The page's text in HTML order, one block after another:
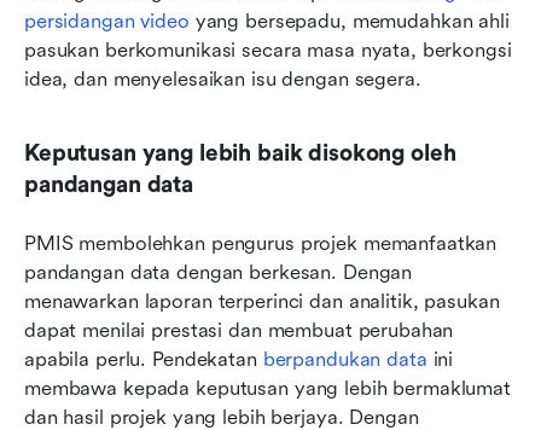
persidangan video yang bersepadu, memudahkan ahli
pasukan berkomunikasi secara masa nyata, berkongsi
idea, dan menyelesaikan isu dengan segera.
Keputusan yang lebih baik disokong oleh
pandangan data
PMIS membolehkan pengurus projek memanfaatkan
pandangan data dengan berkesan. Dengan
menawarkan laporan terperinci dan analitik, pasukan
dapat menilai prestasi dan membuat perubahan
apabila perlu. Pendekatan berpandukan data ini
membawa kepada keputusan yang lebih bermaklumat
dan hasil projek yang lebih berjaya. Dengan